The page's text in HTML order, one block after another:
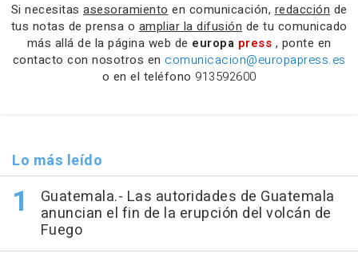
Si necesitas asesoramiento en comunicación, redacción de
tus notas de prensa o ampliar la difusión de tu comunicado
más allá de la página web de europa press , ponte en
contacto con nosotros en comunicacion@europapress.es
o en el teléfono 913592600
Lo más leído
Guatemala.- Las autoridades de Guatemala
anuncian el fin de la erupción del volcán de
Fuego